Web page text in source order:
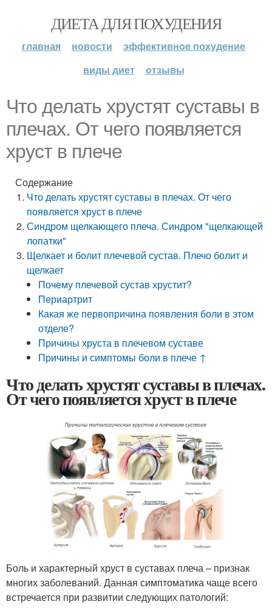
ДИЕТА ДЛЯ ПОХУДЕНИЯ
главная новости
эффективное похудение
виды диет
отзывы
Что делать хрустят суставы в
плечах. От чего появляется
хруст в плече
Содержание
Что делать хрустят суставы в плечах. От чего
появляется хруст в плече
Синдром щелкающего плеча. Синдром "щелкающей
лопатки"
Щелкает и болит плечевой сустав. Плечо болит и
щелкает
Почему плечевой сустав хрустит?
Периартрит
Какая же первопричина появления боли в этом
отделе?
Причины хруста в плечевом суставе
Причины и симптомы боли в плече ↑
Что делать хрустят суставы в плечах.
От чего появляется хруст в плече
Боль и характерный хруст в суставах плеча – признак
многих заболеваний. Данная симптоматика чаще всего
встречается при развитии следующих патологий: